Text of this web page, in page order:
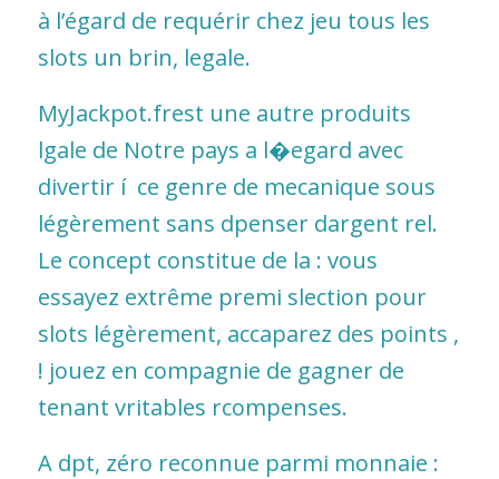
à l’égard de requérir chez jeu tous les
slots un brin, legale.
MyJackpot.frest une autre produits
lgale de Notre pays a l�egard avec
divertir í ce genre de mecanique sous
légèrement sans dpenser dargent rel.
Le concept constitue de la : vous
essayez extrême premi slection pour
slots légèrement, accaparez des points ,
! jouez en compagnie de gagner de
tenant vritables rcompenses.
A dpt, zéro reconnue parmi monnaie :